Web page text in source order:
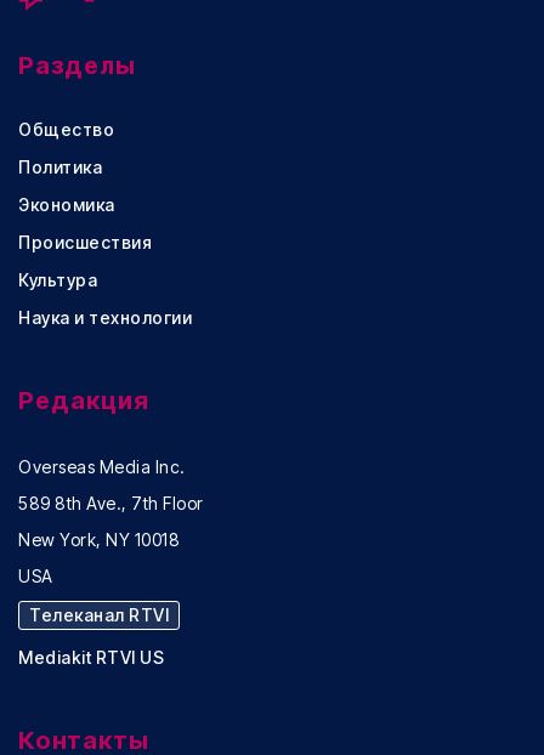
Разделы
Общество
Политика
Экономика
Происшествия
Культура
Наука и технологии
Редакция
Overseas Media Inc.
589 8th Ave., 7th Floor
New York, NY 10018
USA
Телеканал RTVI
Mediakit RTVI US
Контакты